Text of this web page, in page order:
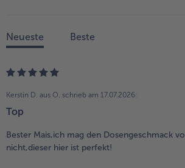
Neueste Beste
Kerstin D. aus O. schrieb am 17.07.2026:
Top
Bester Mais,ich mag den Dosengeschmack
nicht,dieser hier ist perfekt!